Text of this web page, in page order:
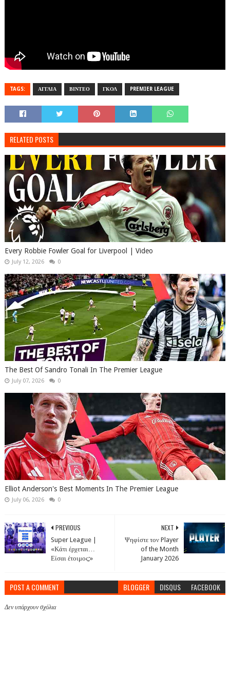
TAGS: ΑΓΓΛΙΑ ΒΙΝΤΕΟ ΓΚΟΛ PREMIER LEAGUE
RELATED POSTS
Every Robbie Fowler Goal for Liverpool | Video
July 12, 2026 0
The Best Of Sandro Tonali In The Premier League
July 07, 2026 0
Elliot Anderson's Best Moments In The Premier League
July 06, 2026 0
NEXT
Ψηφίστε τον Player
of the Month
January 2026
PREVIOUS
Super League |
«Κάτι έρχεται…
Είσαι έτοιμος;»
POST A COMMENT BLOGGER DISQUS FACEBOOK
Δεν υπάρχουν σχόλια